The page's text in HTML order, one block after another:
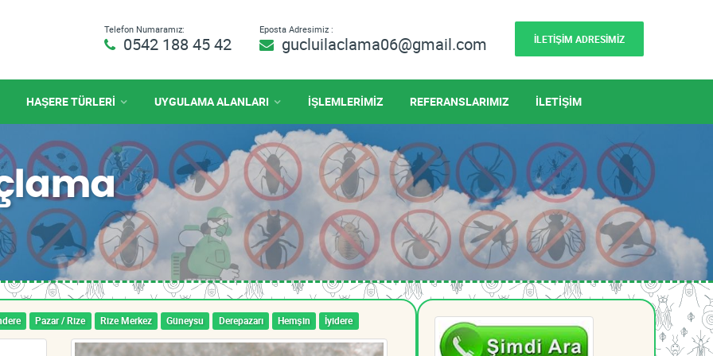
Telefon Numaramız:
0542 188 45 42
Eposta Adresimiz :
gucluilaclama06@gmail.com İLETİŞİM ADRESİMİZ
HAŞERE TÜRLERİ UYGULAMA ALANLARI İŞLEMLERİMİZ REFERANSLARIMIZ İLETİŞİM
Pazar / Rize Rize Merkez Güneysu Derepazarı Hemşin İyidere